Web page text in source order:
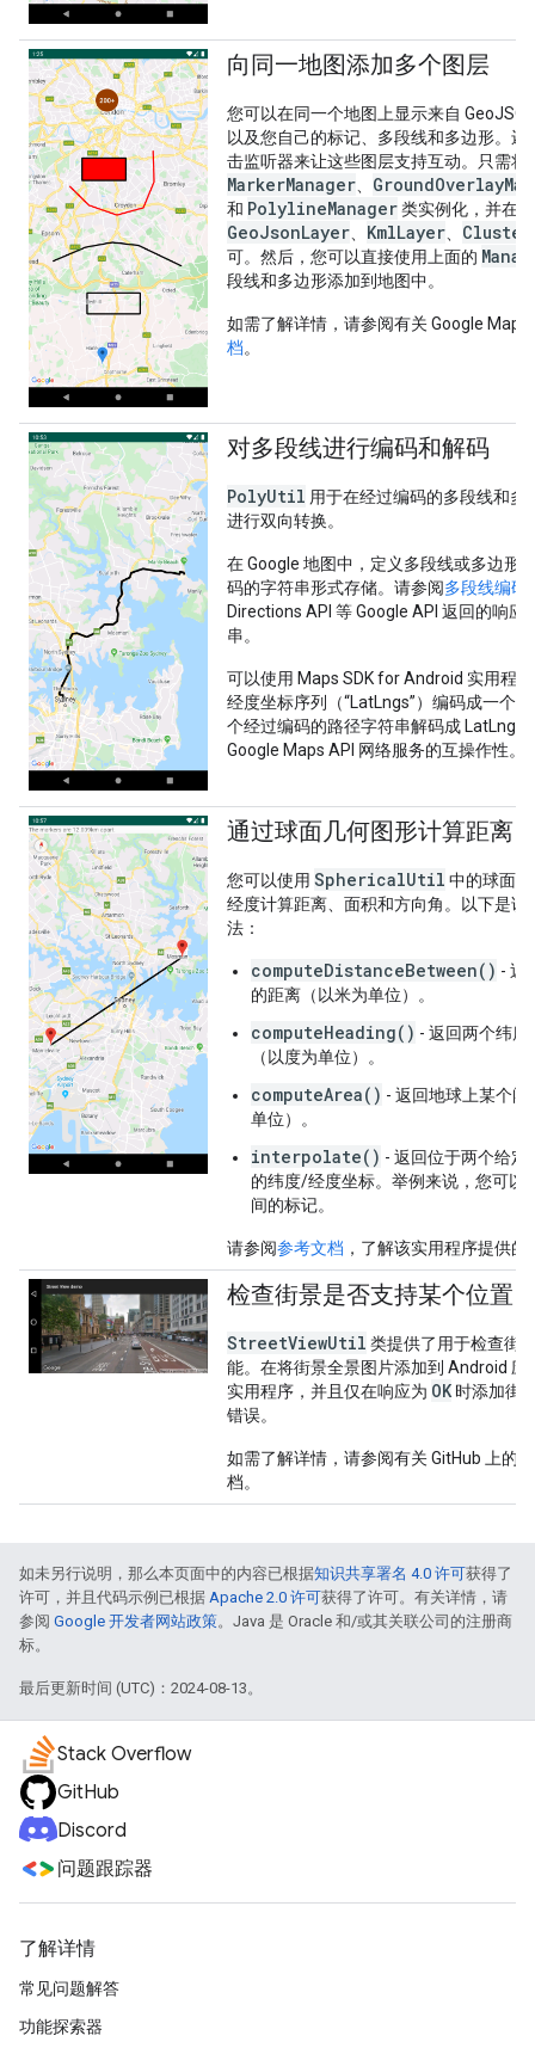
向同一地图添加多个图层
您可以在同一个地图上显示来自
以及您自己的标记、多段线和多边形。
击监听器来让这些图层支持互动。只需将
MarkerManager
和 PolylineManager类实例化，并在
GeoJsonLayer KmlLayer
可。然后，您可以直接使用上面的
段线和多边形添加到地图中。
如需了解详情，请参阅有关 Google
档。
对多段线进行编码和解码
PolyUtil 用于在经过编码的多段线和
进行双向转换。
在 Google 地图中，定义多段线或多边形
码的字符串形式存储。请参阅多段线编码
Directions API 等 Google API 返回的响
串。
可以使用 Maps SDK for Android 实用程
经度坐标序列（“LatLngs”）编码成一个
个经过编码的路径字符串解码成 LatLngs
Google Maps API 网络服务的互操作性。
通过球面几何图形计算距离
您可以使用 SphericalUtil 中的球面
经度计算距离、面积和方向角。以下是
法：
computeDistanceBetween() - 返
的距离（以米为单位）。
computeHeading() - 返回两个纬
（以度为单位）。
computeArea() - 返回地球上某个
单位）。
interpolate() - 返回位于两个给
的纬度/经度坐标。举例来说，您可以
间的标记。
请参阅参考文档 ，了解该实用程序提供的
检查街景是否支持某个位置
StreetViewUtil 类提供了用于检查街
能。在将街景全景图片添加到 Android
实用程序，并且仅在响应为 OK 时添加街
错误。
如需了解详情，请参阅有关 GitHub 上的
档。
如未另行说明，那么本页面中的内容已根据知识共享署名 4.0 许可获得了
许可，并且代码示例已根据 Apache 2.0 许可获得了许可。有关详情，请
参阅 Google 开发者网站政策。Java 是 Oracle 和/或其关联公司的注册商
标。
最后更新时间 (UTC)：2024-08-13。
Stack Overflow
GitHub
Discord
问题跟踪器
了解详情
常见问题解答
功能探索器